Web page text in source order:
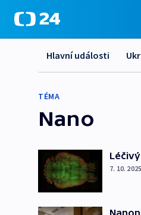
Hlavní události
TÉMA
Nano
7. 10. 2025